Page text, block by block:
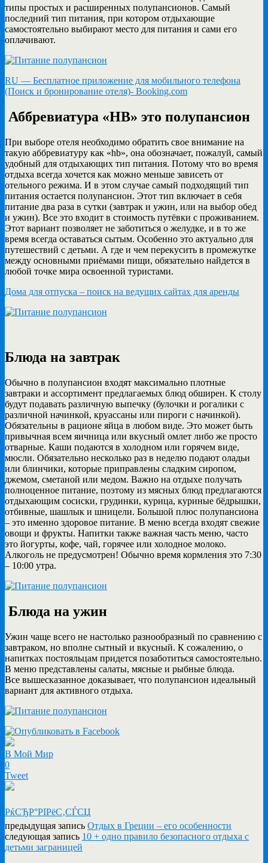
типы простых и расширенных полупансионов. Самый
последний тип питания, при котором отдыхающие
самостоятельно выбирают место для питания и сами его
оплачивают.
RU — Бесплатное приложение для мобильного телефона
(Поиск и бронирование отеля)- Booking.com
Аббревиатура «HB» это полупансион
При выборе отеля необходимо обратить свое внимание на
такую аббревиатуру как «hb», она обозначает, пожалуй, самый
удобный для отдыхающих тип питания. Потому что во время
отдыха всегда хочется как можно меньше зависеть от
отельного режима. И в этом случае самый подходящий тип
питания остается полупансион. Этот тип включает в себя
питание два раза в сутки (завтрак и ужин, или на выбор обед
и ужин). Все это входит в стоимость путёвки с проживанием.
Этот вариант позволяет не заботиться о желудке, и в то же
время всегда оставаться сытым. Особенно это актуально для
путешествий с детьми. А где и чем перекусить в промежутке
между основными приёмами пищи, обязательно найдется в
любой точке мира освоенной туристами.
Дома для отпуска – поиск на ведущих сайтах для аренды
Блюда на завтрак
Обычно в полупансион входят максимально плотные
завтраки и ассортимент предлагаемых блюд обширен. К столу
будут подавать различную выпечку (булочки и рогалики с
различной начинкой, круассаны или пироги с начинкой).
Обязательны в рационе яйца в любом виде. Это может быть
привычная всем яичница или вкусный омлет либо же просто
отварные. Каши подаются в холодном или горячем виде,
мюсли. Обязательно несколько раз в неделю подают оладьи
или блинчики, которые приправлены сладким сиропом,
джемом, сметаной или медом. Важно на отдыхе получать
полноценное питание, поэтому из мясных блюд предлагаются
отдыхающим сосиски, грудинки, курица, куриные бёдрышки,
отбивные, шашлык и шницели. Большой плюс полупансиона
– это именно здоровое питание. В меню всегда входят свежие
овощи и фрукты. Напитки также важная часть меню, часто
это йогурты, кофе, чай, горячее или холодное молоко.
Алкоголь не предусмотрен! Обычно время кормления это 7:30
– 10:00 утра.
Блюда на ужин
Ужин чаще всего не настолько разнообразный по сравнению с
завтраком, но вполне сытный и вкусный. К сожалению, о
напитках постояльцам придется позаботиться самостоятельно.
В меню представлены салаты, мясные и рыбные блюда.
Все вышесказанное доказывает, что полупансион идеальный
вариант для активного отдыха.
В Мой Мир
0
Tweet
РќСЂР°РІРёС‚СЃСЏ
предыдущая запись Отдых в Греции – его особенности
следующая запись 10 + одно правило безопасного отдыха с
детьми заграницей